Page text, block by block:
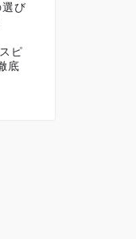
選び
ピ
底